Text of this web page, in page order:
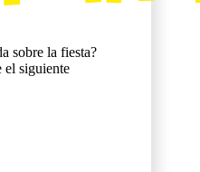
sobre la fiesta?
el siguiente